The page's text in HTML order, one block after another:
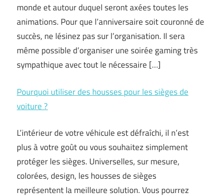
monde et autour duquel seront axées toutes les
animations. Pour que l’anniversaire soit couronné de
succès, ne lésinez pas sur l’organisation. Il sera
même possible d’organiser une soirée gaming très
sympathique avec tout le nécessaire […]
Pourquoi utiliser des housses pour les sièges de
voiture ?
L’intérieur de votre véhicule est défraîchi, il n’est
plus à votre goût ou vous souhaitez simplement
protéger les sièges. Universelles, sur mesure,
colorées, design, les housses de sièges
représentent la meilleure solution. Vous pourrez